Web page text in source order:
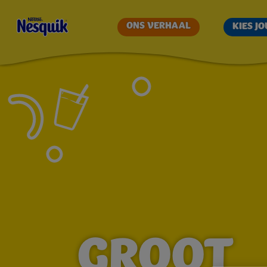
EN
ONS VERHAAL KIES